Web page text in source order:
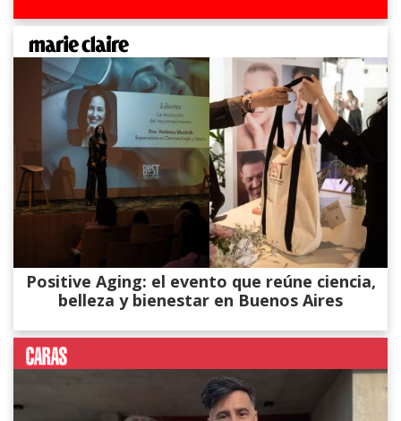
Positive Aging: el evento que reúne ciencia,
belleza y bienestar en Buenos Aires